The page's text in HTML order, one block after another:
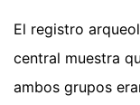
El registro
central muestra
ambos grupos